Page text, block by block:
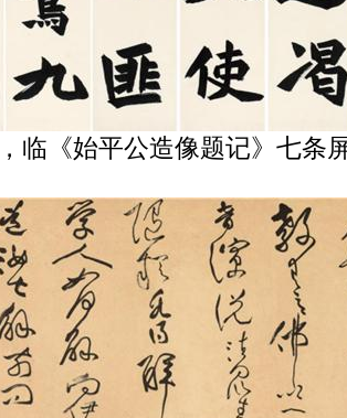
临《始平公造像题记》七条